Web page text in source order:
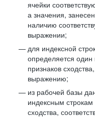
ячейки
а значения,
наличию
выражении;
для индексной
определяется
признаков
выражению;
из рабочей базы
индексным строкам
сходства,